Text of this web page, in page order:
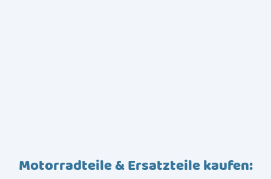
Motorradteile & Ersatzteile kaufen: